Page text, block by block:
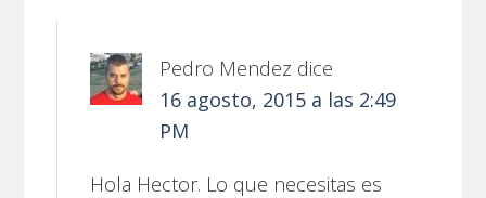
Pedro Mendez dice
16 agosto, 2015 a las 2:49
PM
Hola Hector. Lo que necesitas es